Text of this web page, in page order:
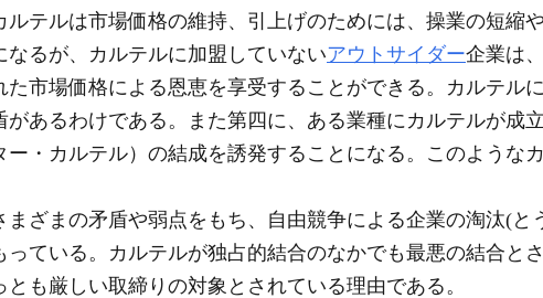
テルは市場価格の維持、引上げのためには、操業の短縮
るが、カルテルに加盟していないアウトサイダー企業は
た市場価格による恩恵を享受することができる。カルテル
あるわけである。また第四に、ある業種にカルテルが成
・カルテル）の結成を誘発することになる。このような
ざまの矛盾や弱点をもち、自由競争による企業の淘汰(と
ている。カルテルが独占的結合のなかでも最悪の結合と
も厳しい取締りの対象とされている理由である。